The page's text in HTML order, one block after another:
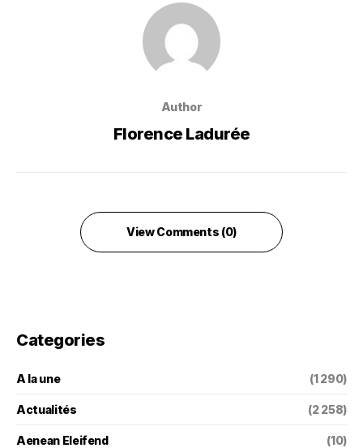
Author
Florence Ladurée
View Comments (0)
Categories
A la une (1 290)
Actualités (2 258)
Aenean Eleifend (10)